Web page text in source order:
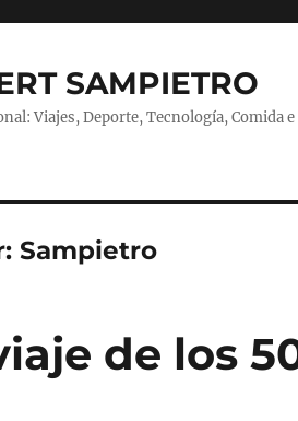
SAMPIETRO
Viajes, Deporte, Tecnología, Comida
Sampietro
de los